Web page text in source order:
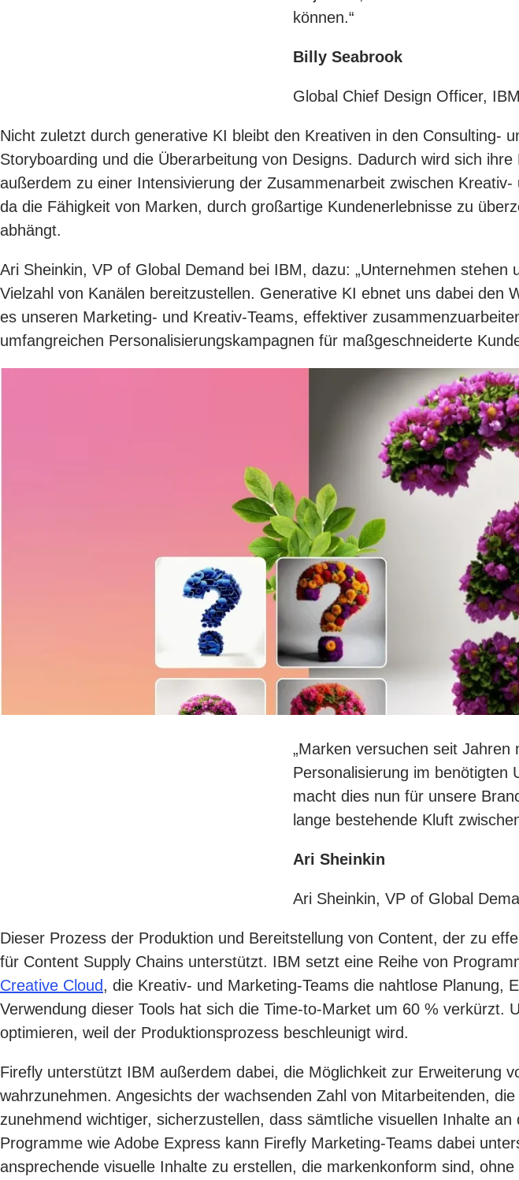
können.“
Billy Seabrook
Global Chief Design Officer,
Nicht zuletzt durch generative KI bleibt den Kreativen in den Consulting-
Storyboarding und die Überarbeitung von Designs. Dadurch wird sich
außerdem zu einer Intensivierung der Zusammenarbeit zwischen
da die Fähigkeit von Marken, durch großartige Kundenerlebnisse zu
abhängt.
Ari Sheinkin, VP of Global Demand bei IBM, dazu: „Unternehmen
Vielzahl von Kanälen bereitzustellen. Generative KI ebnet uns dabei
es unseren Marketing- und Kreativ-Teams, effektiver
umfangreichen Personalisierungskampagnen für maßgeschneiderte
„Marken versuchen seit Jahren
Personalisierung im benötigten
macht dies nun für unsere
lange bestehende Kluft
Ari Sheinkin
Ari Sheinkin, VP of Global
Dieser Prozess der Produktion und Bereitstellung von Content, der zu
für Content Supply Chains unterstützt. IBM setzt eine Reihe von
Creative Cloud, die Kreativ- und Marketing-Teams die nahtlose Planung,
Verwendung dieser Tools hat sich die Time-to-Market um 60 %
optimieren, weil der Produktionsprozess beschleunigt wird.
Firefly unterstützt IBM außerdem dabei, die Möglichkeit zur Erweiterung
wahrzunehmen. Angesichts der wachsenden Zahl von Mitarbeitenden,
zunehmend wichtiger, sicherzustellen, dass sämtliche visuellen Inhalte
Programme wie Adobe Express kann Firefly Marketing-Teams dabei
ansprechende visuelle Inhalte zu erstellen, die markenkonform sind,